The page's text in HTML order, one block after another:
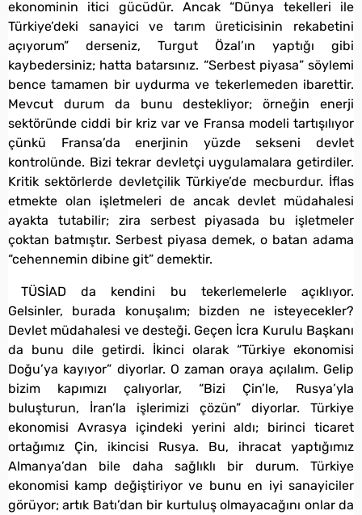
ekonominin itici gücüdür. Ancak “Dünya tekelleri ile
Türkiye’deki sanayici ve tarım üreticisinin rekabetini
açıyorum” derseniz, Turgut Özal’ın yaptığı gibi
kaybedersiniz; hatta batarsınız. “Serbest piyasa” söylemi
bence tamamen bir uydurma ve tekerlemeden ibarettir.
Mevcut durum da bunu destekliyor; örneğin enerji
sektöründe ciddi bir kriz var ve Fransa modeli tartışılıyor
çünkü Fransa’da enerjinin yüzde sekseni devlet
kontrolünde. Bizi tekrar devletçi uygulamalara getirdiler.
Kritik sektörlerde devletçilik Türkiye’de mecburdur. İflas
etmekte olan işletmeleri de ancak devlet müdahalesi
ayakta tutabilir; zira serbest piyasada bu işletmeler
çoktan batmıştır. Serbest piyasa demek, o batan adama
“cehennemin dibine git” demektir.
TÜSİAD da kendini bu tekerlemelerle açıklıyor.
Gelsinler, burada konuşalım; bizden ne isteyecekler?
Devlet müdahalesi ve desteği. Geçen İcra Kurulu Başkanı
da bunu dile getirdi. İkinci olarak “Türkiye ekonomisi
Doğu’ya kayıyor” diyorlar. O zaman oraya açılalım. Gelip
bizim kapımızı çalıyorlar, “Bizi Çin’le, Rusya’yla
buluşturun, İran’la işlerimizi çözün” diyorlar. Türkiye
ekonomisi Avrasya içindeki yerini aldı; birinci ticaret
ortağımız Çin, ikincisi Rusya. Bu, ihracat yaptığımız
Almanya’dan bile daha sağlıklı bir durum. Türkiye
ekonomisi kamp değiştiriyor ve bunu en iyi sanayiciler
görüyor; artık Batı’dan bir kurtuluş olmayacağını onlar da